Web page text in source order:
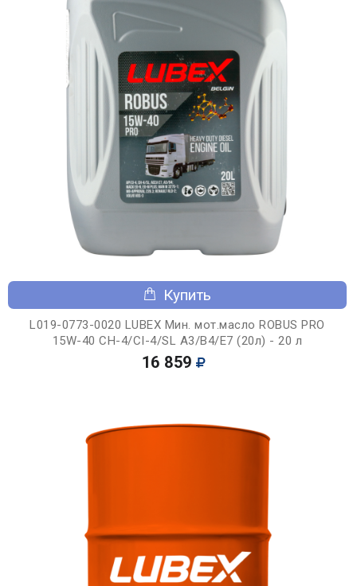
Купить
L019-0773-0020 LUBEX Мин. мот.масло ROBUS PRO
15W-40 CH-4/CI-4/SL A3/B4/E7 (20л) - 20 л
16 859